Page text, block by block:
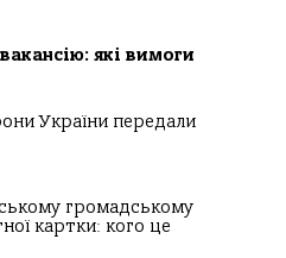
які вимоги
України передали
громадському
картки: кого це